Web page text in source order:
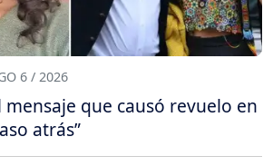
6 / 2026
mensaje que causó revuelo en
atrás”